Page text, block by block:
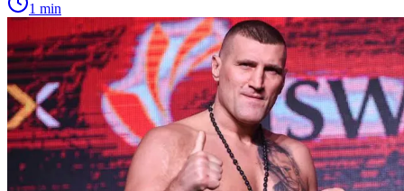
1 min